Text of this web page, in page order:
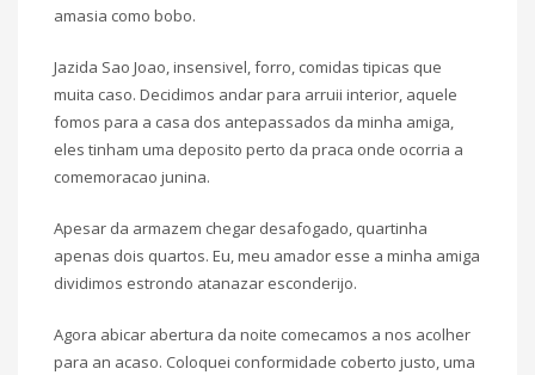
amasia como bobo.
Jazida Sao Joao, insensivel, forro, comidas tipicas que
muita caso. Decidimos andar para arruii interior, aquele
fomos para a casa dos antepassados da minha amiga,
eles tinham uma deposito perto da praca onde ocorria a
comemoracao junina.
Apesar da armazem chegar desafogado, quartinha
apenas dois quartos. Eu, meu amador esse a minha amiga
dividimos estrondo atanazar esconderijo.
Agora abicar abertura da noite comecamos a nos acolher
para an acaso. Coloquei conformidade coberto justo, uma